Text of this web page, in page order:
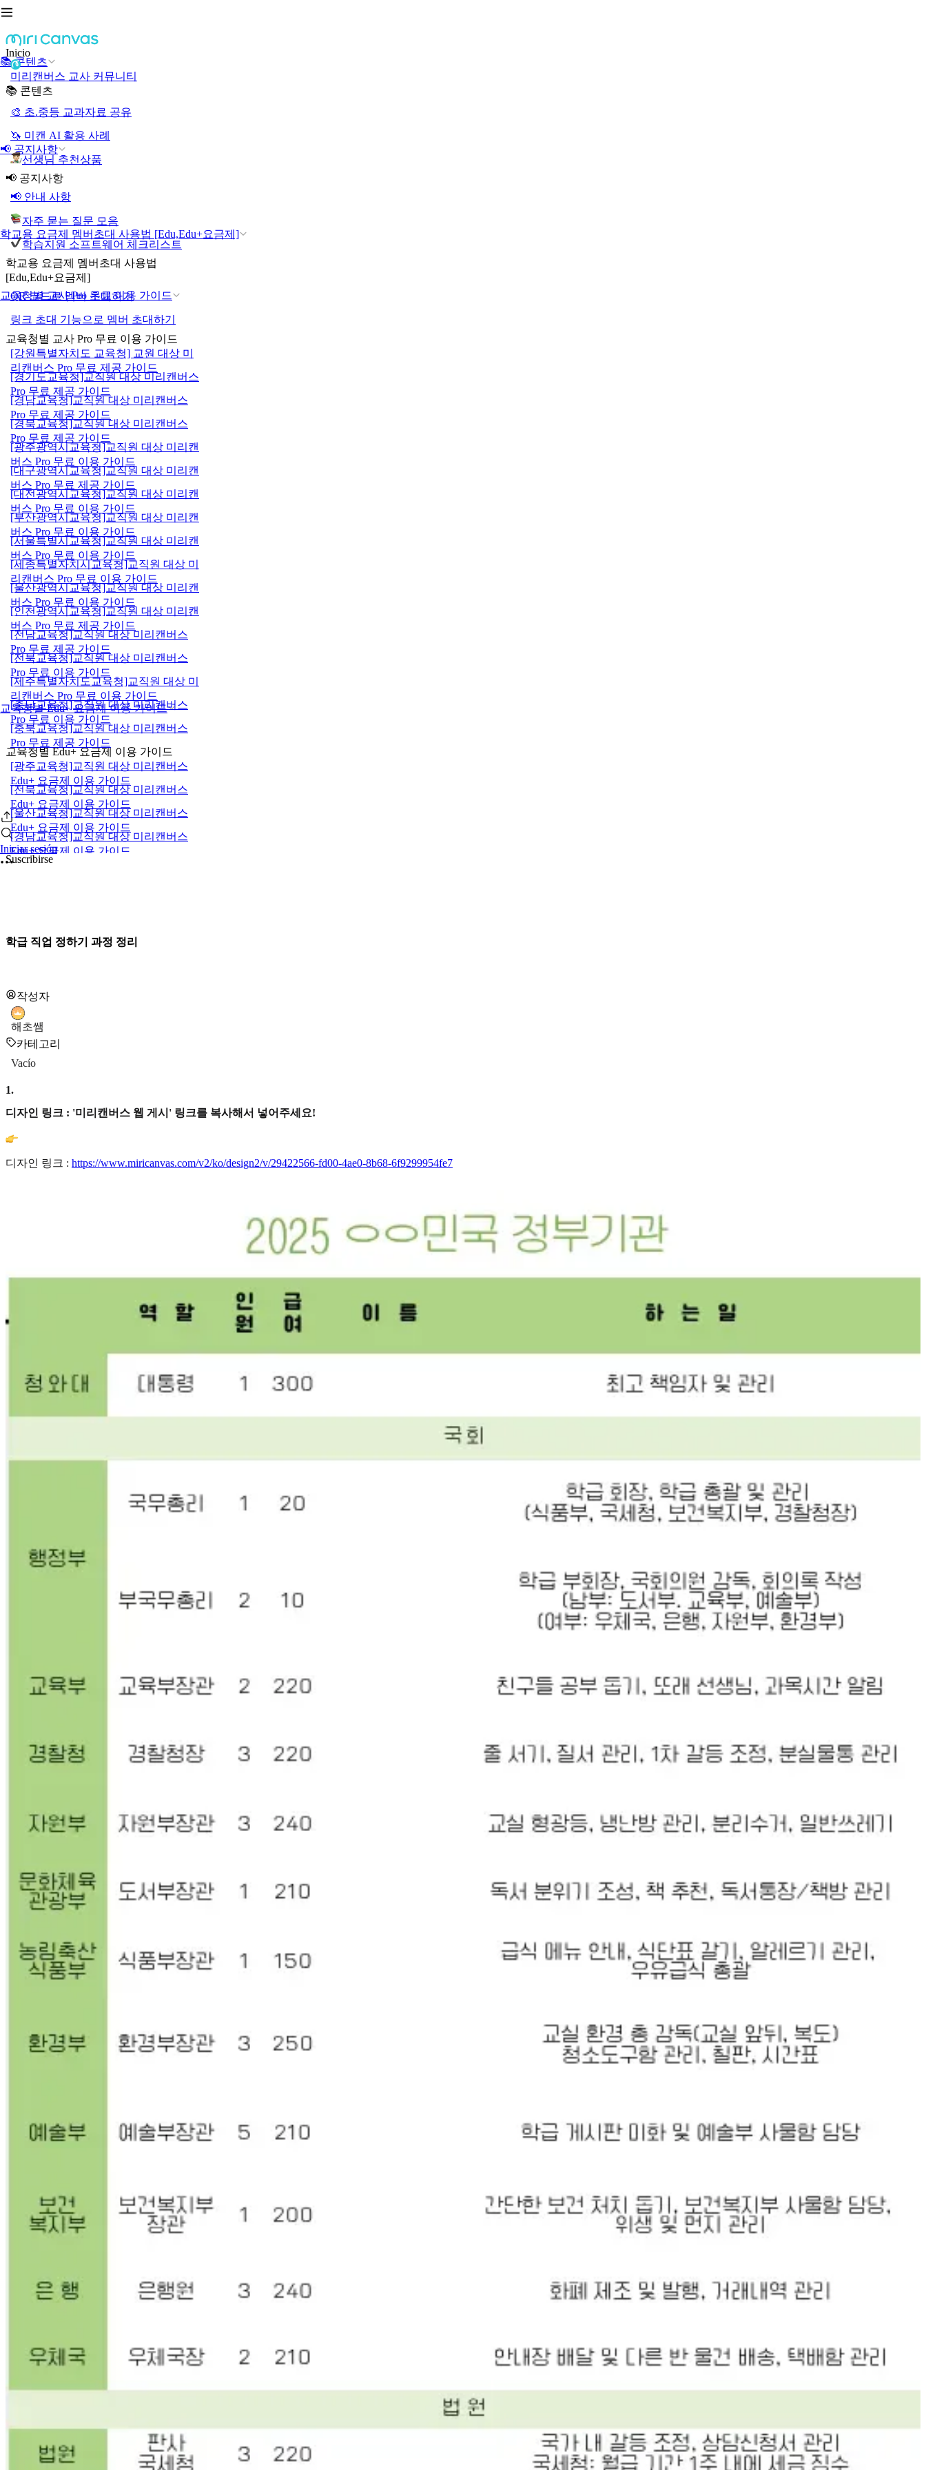
📚 콘텐츠
📢 공지사항
학교용 요금제 멤버초대 사용법 [Edu,Edu+요금제]
교육청별 교사 Pro 무료 이용 가이드
교육청별 Edu+ 요금제 이용 가이드
Iniciar sesión
Inicio
미리캔버스 교사 커뮤니티
📚 콘텐츠
🎨 초.중등 교과자료 공유
🦄 미캔 AI 활용 사례
선생님 추천상품
📢 공지사항
📢 안내 사항
자주 묻는 질문 모음
학습지원 소프트웨어 체크리스트
학교용 요금제 멤버초대 사용법
[Edu,Edu+요금제]
QR 코드로 멤버 초대하기
링크 초대 기능으로 멤버 초대하기
교육청별 교사 Pro 무료 이용 가이드
[강원특별자치도 교육청] 교원 대상 미
리캔버스 Pro 무료 제공 가이드
[경기도교육청]교직원 대상 미리캔버스
Pro 무료 제공 가이드
[경남교육청]교직원 대상 미리캔버스
Pro 무료 제공 가이드
[경북교육청]교직원 대상 미리캔버스
Pro 무료 제공 가이드
[광주광역시교육청]교직원 대상 미리캔
버스 Pro 무료 이용 가이드
[대구광역시교육청]교직원 대상 미리캔
버스 Pro 무료 제공 가이드
[대전광역시교육청]교직원 대상 미리캔
버스 Pro 무료 이용 가이드
[부산광역시교육청]교직원 대상 미리캔
버스 Pro 무료 이용 가이드
[서울특별시교육청]교직원 대상 미리캔
버스 Pro 무료 이용 가이드
[세종특별자치시교육청]교직원 대상 미
리캔버스 Pro 무료 이용 가이드
[울산광역시교육청]교직원 대상 미리캔
버스 Pro 무료 이용 가이드
[인천광역시교육청]교직원 대상 미리캔
버스 Pro 무료 제공 가이드
[전남교육청]교직원 대상 미리캔버스
Pro 무료 제공 가이드
[전북교육청]교직원 대상 미리캔버스
Pro 무료 이용 가이드
[제주특별자치도교육청]교직원 대상 미
리캔버스 Pro 무료 이용 가이드
[충남교육청]교직원 대상 미리캔버스
Pro 무료 이용 가이드
[충북교육청]교직원 대상 미리캔버스
Pro 무료 제공 가이드
교육청별 Edu+ 요금제 이용 가이드
[광주교육청]교직원 대상 미리캔버스
Edu+ 요금제 이용 가이드
[전북교육청]교직원 대상 미리캔버스
Edu+ 요금제 이용 가이드
[울산교육청]교직원 대상 미리캔버스
Edu+ 요금제 이용 가이드
[경남교육청]교직원 대상 미리캔버스
Edu+ 요금제 이용 가이드
Suscribirse
학급 직업 정하기 과정 정리
작성자
해초쌤
카테고리
Vacío
1.
디자인 링크 : '미리캔버스 웹 게시' 링크를 복사해서 넣어주세요!
디자인 링크 : https://www.miricanvas.com/v2/ko/design2/v/29422566-fd00-4ae0-8b68-6f9299954fe7